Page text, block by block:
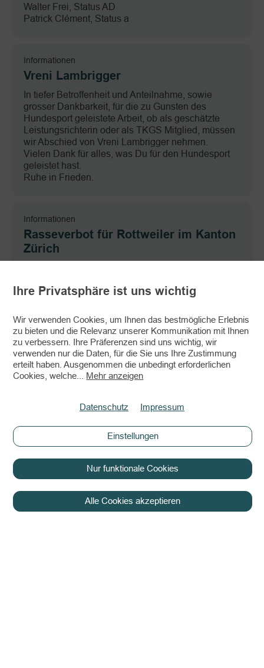
Walter Frei, Status AD
Patrick Clément, Status a
Informationen
Vreni Lambrigger
In tiefer Betroffenheit und Anteilnahme, sowie
grosser Dankbarkeit, für die zu Gunsten des
Hundesport geleistete Arbeit, ob als geschätzte
Leistungsrichterin oder als TKGS Mitglied, müssen
wir Abschied von Vreni Lambrigger nehmen.
Vielen Dank für alles, was Du für den Hundesport
geleistet hast.
Ruhe in Frieden.
Informationen
Rasseverbot für Rottweiler im Kanton
Zürich
Ihre Privatsphäre ist uns wichtig
Wir verwenden Cookies, um Ihnen das bestmögliche Erlebnis
zu bieten und die Relevanz unserer Kommunikation mit Ihnen
zu verbessern. Ihre Präferenzen sind uns wichtig, wir
verwenden nur die Daten, für die Sie uns Ihre Zustimmung
erteilt haben. Ausgenommen die unbedingt erforderlichen
Cookies, welche... Mehr anzeigen
Datenschutz Impressum
Einstellungen
Nur funktionale Cookies
Alle Cookies akzeptieren